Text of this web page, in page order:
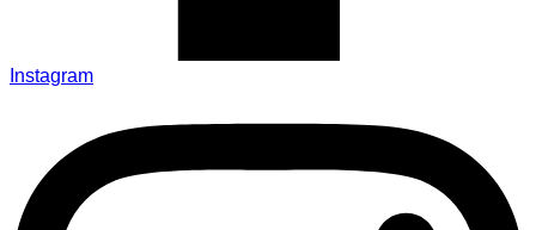
Instagram